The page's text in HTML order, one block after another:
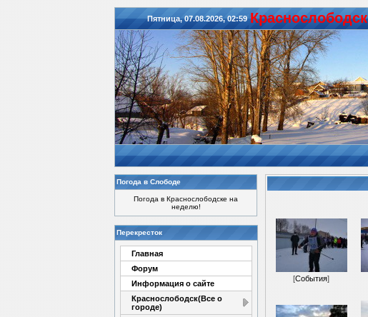
Пятница, 07.08.2026, 02:59 Красноcлободск
Погода в Слободе
Погода в Краснослободске на
неделю!
Перекресток
Главная
Форум
Информация о сайте
Краснослободск(Все о
городе)
[События]